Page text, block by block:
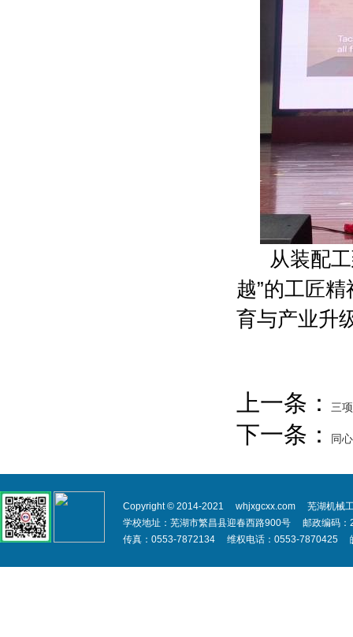
从装配工
越”的工匠
育与产业升
上一条： 三
下一条： 同
Copyright © 2014-2021 whjxgcxx.com 芜湖机
学校地址：芜湖市繁昌县迎春西路900号 邮政编
传真：0553-7872134 维权电话：0553-7870425